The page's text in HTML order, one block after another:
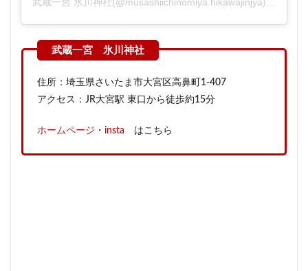
住所：埼玉県さいたま市大宮区高鼻町1-407
アクセス：JR大宮駅 東口から徒歩約15分
ホームページ ・ insta はこちら